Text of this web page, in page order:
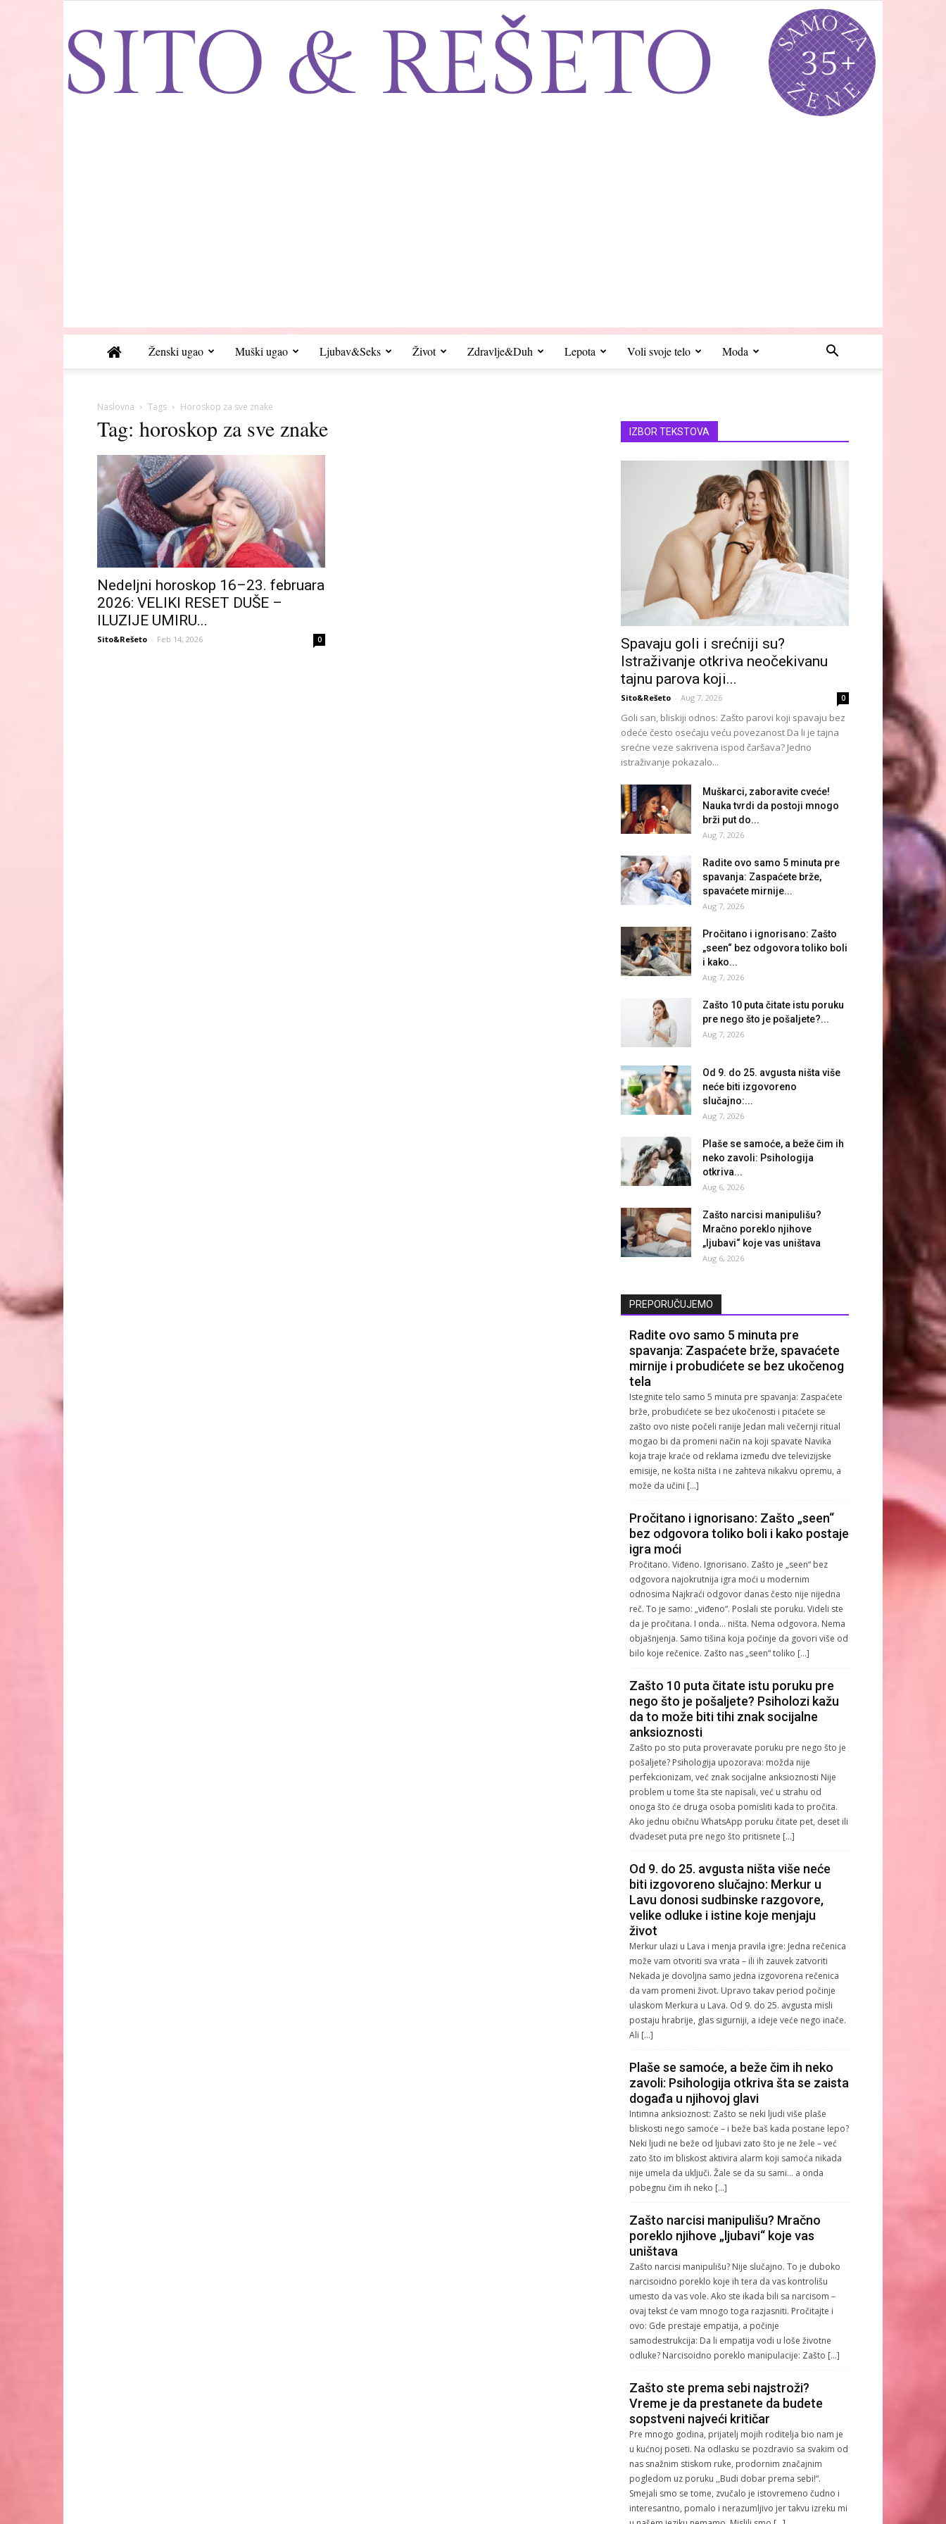
Ženski ugao Muški ugao Ljubav&Seks Život Zdravlje&Duh Lepota Voli svoje telo Moda
Naslovna Tags Horoskop za sve znake
Tag: horoskop za sve znake
Nedelјni horoskop 16–23. februara
2026: VELIKI RESET DUŠE –
ILUZIJE UMIRU...
Sito&Rešeto - Feb 14, 2026 0
IZBOR TEKSTOVA
Spavaju goli i srećniji su?
Istraživanje otkriva neočekivanu
tajnu parova koji...
Sito&Rešeto - Aug 7, 2026 0
Goli san, bliskiji odnos: Zašto parovi koji spavaju bez
odeće često osećaju veću povezanost Da li je tajna
srećne veze sakrivena ispod čaršava? Jedno
istraživanje pokazalo...
Muškarci, zaboravite cveće!
Nauka tvrdi da postoji mnogo
brži put do...
Aug 7, 2026
Radite ovo samo 5 minuta pre
spavanja: Zaspaćete brže,
spavaćete mirnije...
Aug 7, 2026
Pročitano i ignorisano: Zašto
„seen“ bez odgovora toliko boli
i kako...
Aug 7, 2026
Zašto 10 puta čitate istu poruku
pre nego što je pošaljete?...
Aug 7, 2026
Od 9. do 25. avgusta ništa više
neće biti izgovoreno
slučajno:...
Aug 7, 2026
Plaše se samoće, a beže čim ih
neko zavoli: Psihologija
otkriva...
Aug 6, 2026
Zašto narcisi manipulišu?
Mračno poreklo njihove
„ljubavi“ koje vas uništava
Aug 6, 2026
PREPORUČUJEMO
Radite ovo samo 5 minuta pre
spavanja: Zaspaćete brže, spavaćete
mirnije i probudićete se bez ukočenog
tela
Istegnite telo samo 5 minuta pre spavanja: Zaspaćete
brže, probudićete se bez ukočenosti i pitaćete se
zašto ovo niste počeli ranije Jedan mali večernji ritual
mogao bi da promeni način na koji spavate Navika
koja traje kraće od reklama između dve televizijske
emisije, ne košta ništa i ne zahteva nikakvu opremu, a
može da učini […]
Pročitano i ignorisano: Zašto „seen“
bez odgovora toliko boli i kako postaje
igra moći
Pročitano. Viđeno. Ignorisano. Zašto je „seen“ bez
odgovora najokrutnija igra moći u modernim
odnosima Najkraći odgovor danas često nije nijedna
reč. To je samo: „viđeno“. Poslali ste poruku. Videli ste
da je pročitana. I onda… ništa. Nema odgovora. Nema
objašnjenja. Samo tišina koja počinje da govori više od
bilo koje rečenice. Zašto nas „seen“ toliko […]
Zašto 10 puta čitate istu poruku pre
nego što je pošaljete? Psiholozi kažu
da to može biti tihi znak socijalne
anksioznosti
Zašto po sto puta proveravate poruku pre nego što je
pošaljete? Psihologija upozorava: možda nije
perfekcionizam, već znak socijalne anksioznosti Nije
problem u tome šta ste napisali, već u strahu od
onoga što će druga osoba pomisliti kada to pročita.
Ako jednu običnu WhatsApp poruku čitate pet, deset ili
dvadeset puta pre nego što pritisnete […]
Od 9. do 25. avgusta ništa više neće
biti izgovoreno slučajno: Merkur u
Lavu donosi sudbinske razgovore,
velike odluke i istine koje menjaju
život
Merkur ulazi u Lava i menja pravila igre: Jedna rečenica
može vam otvoriti sva vrata – ili ih zauvek zatvoriti
Nekada je dovoljna samo jedna izgovorena rečenica
da vam promeni život. Upravo takav period počinje
ulaskom Merkura u Lava. Od 9. do 25. avgusta misli
postaju hrabrije, glas sigurniji, a ideje veće nego inače.
Ali […]
Plaše se samoće, a beže čim ih neko
zavoli: Psihologija otkriva šta se zaista
događa u njihovoj glavi
Intimna anksioznost: Zašto se neki ljudi više plaše
bliskosti nego samoće – i beže baš kada postane lepo?
Neki ljudi ne beže od ljubavi zato što je ne žele – već
zato što im bliskost aktivira alarm koji samoća nikada
nije umela da uključi. Žale se da su sami… a onda
pobegnu čim ih neko […]
Zašto narcisi manipulišu? Mračno
poreklo njihove „ljubavi“ koje vas
uništava
Zašto narcisi manipulišu? Nije slučajno. To je duboko
narcisoidno poreklo koje ih tera da vas kontrolišu
umesto da vas vole. Ako ste ikada bili sa narcisom –
ovaj tekst će vam mnogo toga razjasniti. Pročitajte i
ovo: Gde prestaje empatija, a počinje
samodestrukcija: Da li empatija vodi u loše životne
odluke? Narcisoidno poreklo manipulacije: Zašto […]
Zašto ste prema sebi najstroži?
Vreme je da prestanete da budete
sopstveni najveći kritičar
Pre mnogo godina, prijatelj mojih roditelja bio nam je
u kućnoj poseti. Na odlasku se pozdravio sa svakim od
nas snažnim stiskom ruke, prodornim značajnim
pogledom uz poruku ,,Budi dobar prema sebi!“.
Smejali smo se tome, zvučalo je istovremeno čudno i
interesantno, pomalo i nerazumljivo jer takvu izreku mi